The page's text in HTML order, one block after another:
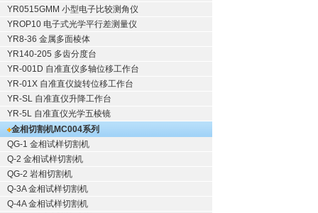
YR0515GMM 小型电子比较测角仪
YROP10 电子式光学平行差测量仪
YR8-36 金属多面棱体
YR140-205 多齿分度台
YR-001D 自准直仪多轴位移工作台
YR-01X 自准直仪旋转位移工作台
YR-SL 自准直仪升降工作台
YR-5L 自准直仪光学五棱镜
金相切割机MC004系列
QG-1 金相试样切割机
Q-2 金相试样切割机
QG-2 岩相切割机
Q-3A 金相试样切割机
Q-4A 金相试样切割机